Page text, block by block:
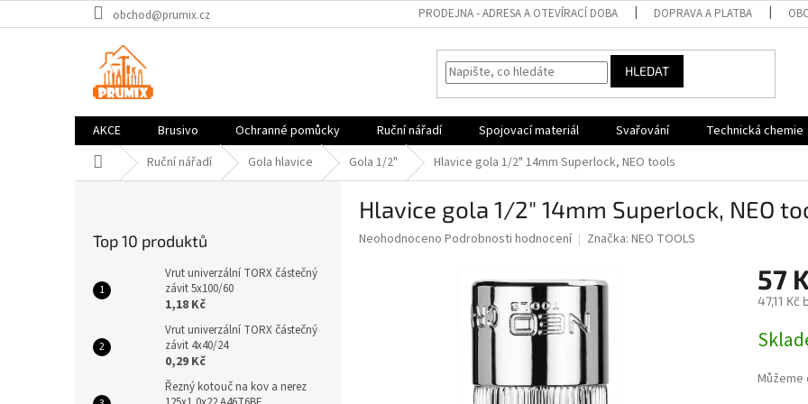
na
obchod@prumix.cz PRODEJNA - ADRESA A OTEVÍRACÍ DOBA DOPRAVA A PLATBA
HLEDAT
AKCE Brusivo Ochranné pomůcky Ruční nářadí Spojovací materiál Svařování Technická chemie
Domů Ruční nářadí Gola hlavice Gola 1/2" Hlavice gola 1/2" 14mm Superlock, NEO tools
Top 10 produktů
Vrut univerzální TORX částečný
závit 5x100/60
1,18 Kč
Vrut univerzální TORX částečný
závit 4x40/24
0,29 Kč
Řezný kotouč na kov a nerez
Hlavice gola 1/2" 14mm Superlock, NEO
Průměrné
Neohodnoceno Podrobnosti hodnocení Značka: NEO TOOLS
57
47,11 Kč
cena:
Můžeme